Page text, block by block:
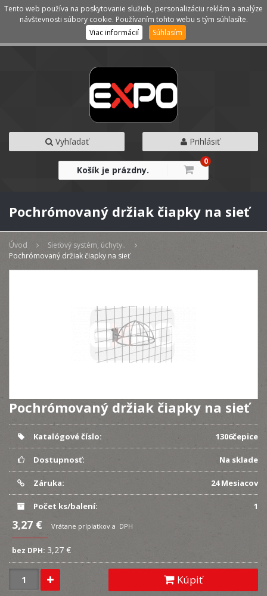
Kategórie Menu
Vyhľadať Prihlásiť
Košík je prázdny.
0
Pochrómovaný držiak čiapky na sieť
Úvod
Sieťový systém, úchyty..
Pochrómovaný držiak čiapky na sieť
Pochrómovaný držiak čiapky na sieť
Katalógové číslo: 1306čepice
Dostupnosť: Na sklade
Záruka: 24 Mesiacov
Počet ks/balení: 1
3,27 € Vrátane príplatkov a DPH
bez DPH: 3,27 €
Kúpiť
Tento web používa na poskytovanie služieb, personalizáciu reklám a analýze
návštevnosti súbory cookie. Používaním tohto webu s tým súhlasíte.
Viac informácií
Súhlasím